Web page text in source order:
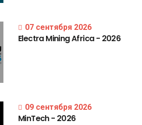
07 сентября 2026
ElectraMiningAfrica- 2026
09 сентября 2026
MinTech- 2026